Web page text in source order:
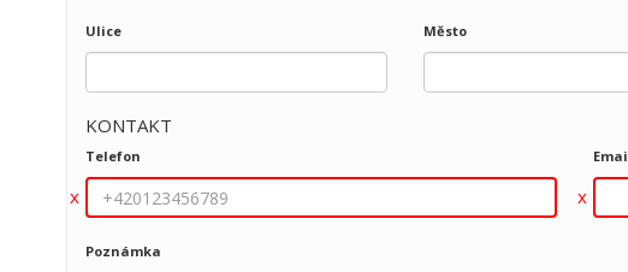
Ulice Město
KONTAKT
Telefon
Poznámka